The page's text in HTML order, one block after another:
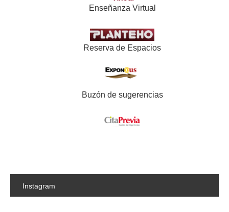
Enseñanza Virtual
Reserva de Espacios
Buzón de sugerencias
Instagram